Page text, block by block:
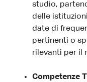
studio,
delle
date di
pertinenti o
rilevanti per il
Competenze